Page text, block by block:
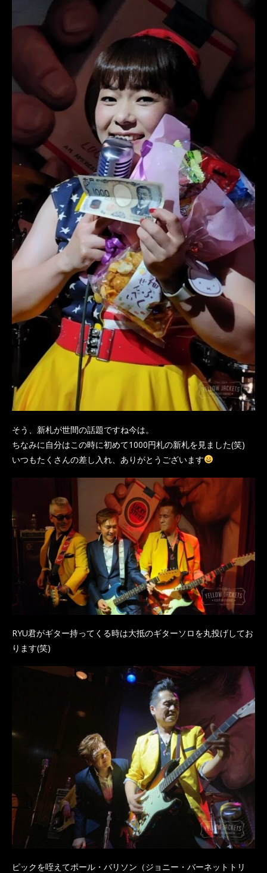
そう、新札が世間の話題ですね今は。
ちなみに自分はこの時に初めて1000円札の新札を見ました(笑)
いつもたくさんの差し入れ、ありがとうございます
RYU君がギター持ってくる時は大抵のギターソロを丸投げしてお
ります(笑)
ピックを咥えてポール・バリソン（ジョニー・バーネットトリ